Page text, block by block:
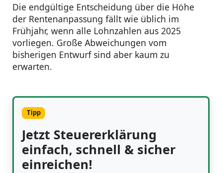
Die endgültige Entscheidung über die Höhe
der Rentenanpassung fällt wie üblich im
Frühjahr, wenn alle Lohnzahlen aus 2025
vorliegen. Große Abweichungen vom
bisherigen Entwurf sind aber kaum zu
erwarten.
Tipp
Jetzt Steuererklärung
einfach, schnell & sicher
einreichen!